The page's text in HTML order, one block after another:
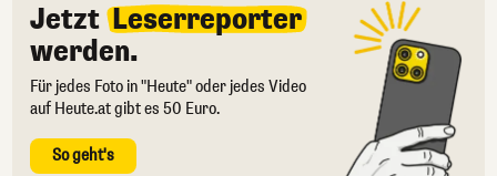
Jetzt Leserreporter
werden.
Für jedes Foto in "Heute" oder jedes Video
auf Heute.at gibt es 50 Euro.
So geht's